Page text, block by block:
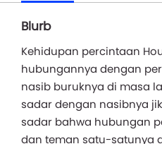
Blurb
Kehidupan percintaan
hubungannya dengan
nasib buruknya di masa
sadar dengan nasibnya
sadar bahwa hubungan
dan teman satu-satunya